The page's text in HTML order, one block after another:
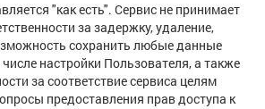
"как есть". Сервис не принимает
за задержку, удаление,
сохранить любые данные
настройки Пользователя, а также
за соответствие сервиса целям
предоставления прав доступа к